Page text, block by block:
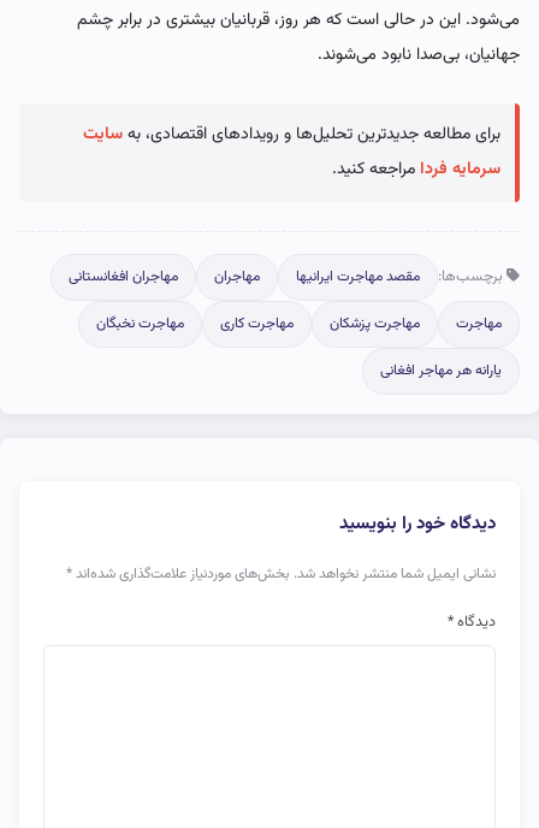
می‌شود. این در حالی است که هر روز، قربانیان بیشتری در برابر چشم
جهانیان، بی‌صدا نابود می‌شوند.
برای مطالعه جدیدترین تحلیل‌ها و رویدادهای اقتصادی، بهسایت
سرمایه فردا مراجعه کنید.
برچسب‌ها: مقصد مهاجرت ایرانیها مهاجران مهاجران افغانستانی
مهاجرت مهاجرت پزشکان مهاجرت کاری مهاجرت نخبگان
یارانه هر مهاجر افغانی
دیدگاه خود را بنویسید
نشانی ایمیل شما منتشر نخواهد شد. بخش‌های موردنیاز علامت‌گذاری شده‌اند*
دیدگاه*